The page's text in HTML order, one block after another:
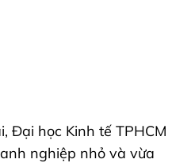
Đại học Kinh tế TPHCM
nghiệp nhỏ và vừa